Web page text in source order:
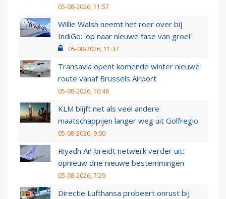
05-08-2026, 11:57
Willie Walsh neemt het roer over bij
IndiGo: 'op naar nieuwe fase van groei'
05-08-2026, 11:37
Transavia opent komende winter nieuwe
route vanaf Brussels Airport
05-08-2026, 10:46
KLM blijft net als veel andere
maatschappijen langer weg uit Golfregio
05-08-2026, 9:00
Riyadh Air breidt netwerk verder uit:
opnieuw drie nieuwe bestemmingen
05-08-2026, 7:29
Directie Lufthansa probeert onrust bij